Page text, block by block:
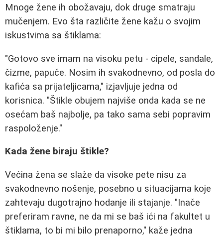
Mnoge žene ih obožavaju, dok druge smatraju
mučenjem. Evo šta različite žene kažu o svojim
iskustvima sa štiklama:
"Gotovo sve imam na visoku petu - cipele, sandale,
čizme, papuče. Nosim ih svakodnevno, od posla do
kafića sa prijateljicama," izjavljuje jedna od
korisnica. "Štikle obujem najviše onda kada se ne
osećam baš najbolje, pa tako sama sebi popravim
raspoloženje."
Kada žene biraju štikle?
Većina žena se slaže da visoke pete nisu za
svakodnevno nošenje, posebno u situacijama koje
zahtevaju dugotrajno hodanje ili stajanje. "Inače
preferiram ravne, ne da mi se baš ići na fakultet u
štiklama, to bi mi bilo prenaporno," kaže jedna